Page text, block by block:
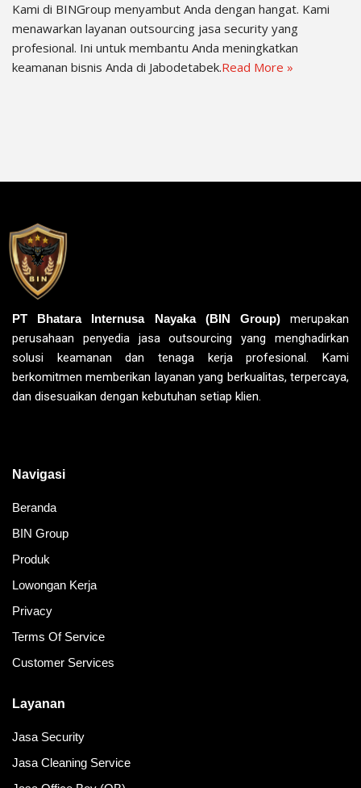
Kami di BINGroup menyambut Anda dengan hangat. Kami
menawarkan layanan outsourcing jasa security yang
profesional. Ini untuk membantu Anda meningkatkan
keamanan bisnis Anda di Jabodetabek.Read More »
PT Bhatara Internusa Nayaka (BIN Group)merupakan
perusahaan penyedia jasa outsourcing yang menghadirkan
solusi keamanan dan tenaga kerja profesional. Kami
berkomitmen memberikan layanan yang berkualitas, terpercaya,
dan disesuaikan dengan kebutuhan setiap klien.
Navigasi
Beranda
BIN Group
Produk
Lowongan Kerja
Privacy
Terms Of Service
Customer Services
Layanan
Jasa Security
Jasa Cleaning Service